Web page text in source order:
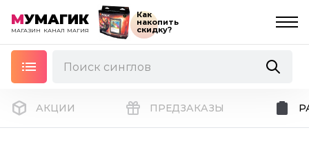
МУМАГИК
МАГАЗИН КАНАЛ МАГИЯ
Как
накопить
скидку?
АКЦИИ ПРЕДЗАКАЗЫ